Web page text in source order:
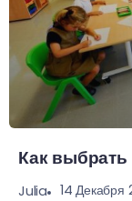
Как
Julia 14 Декабря